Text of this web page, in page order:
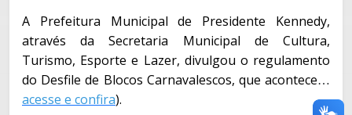
A Prefeitura Municipal de Presidente Kennedy,
através da Secretaria Municipal de Cultura,
Turismo, Esporte e Lazer, divulgou o regulamento
do Desfile de Blocos Carnavalescos, que acontecerá
no dia 12 de fevereiro, na praia de Marobá (
acesse e confira).